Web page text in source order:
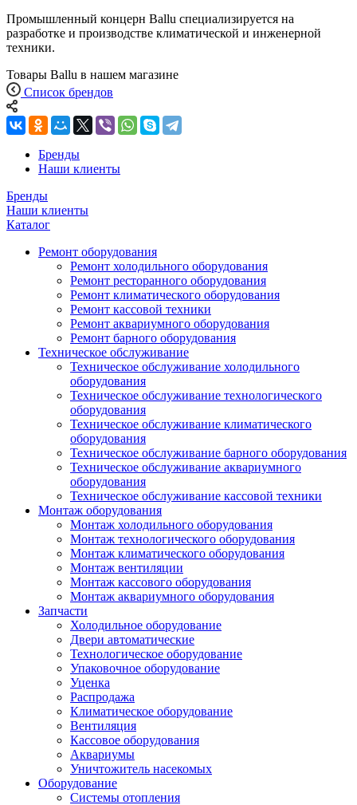
Промышленный концерн Ballu специализируется на
разработке и производстве климатической и инженерной
техники.
Товары Ballu в нашем магазине
Список брендов
Бренды
Наши клиенты
Бренды
Наши клиенты
Каталог
Ремонт оборудования
Ремонт холодильного оборудования
Ремонт ресторанного оборудования
Ремонт климатического оборудования
Ремонт кассовой техники
Ремонт аквариумного оборудования
Ремонт барного оборудования
Техническое обслуживание
Техническое обслуживание холодильного
оборудования
Техническое обслуживание технологического
оборудования
Техническое обслуживание климатического
оборудования
Техническое обслуживание барного оборудования
Техническое обслуживание аквариумного
оборудования
Техническое обслуживание кассовой техники
Монтаж оборудования
Монтаж холодильного оборудования
Монтаж технологического оборудования
Монтаж климатического оборудования
Монтаж вентиляции
Монтаж кассового оборудования
Монтаж аквариумного оборудования
Запчасти
Холодильное оборудование
Двери автоматические
Технологическое оборудование
Упаковочное оборудование
Уценка
Распродажа
Климатическое оборудование
Вентиляция
Кассовое оборудования
Аквариумы
Уничтожитель насекомых
Оборудование
Системы отопления